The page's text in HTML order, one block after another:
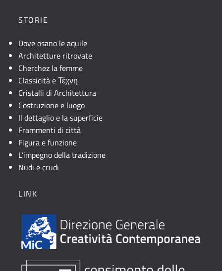
STORIE
Dove osano le aquile
Architetture ritrovate
Cherchez la femme
Classicità e Τέχνη
Cristalli di Architettura
Costruzione e luogo
Il dettaglio e la superficie
Frammenti di città
Figura e funzione
L’impegno della tradizione
Nudi e crudi
LINK